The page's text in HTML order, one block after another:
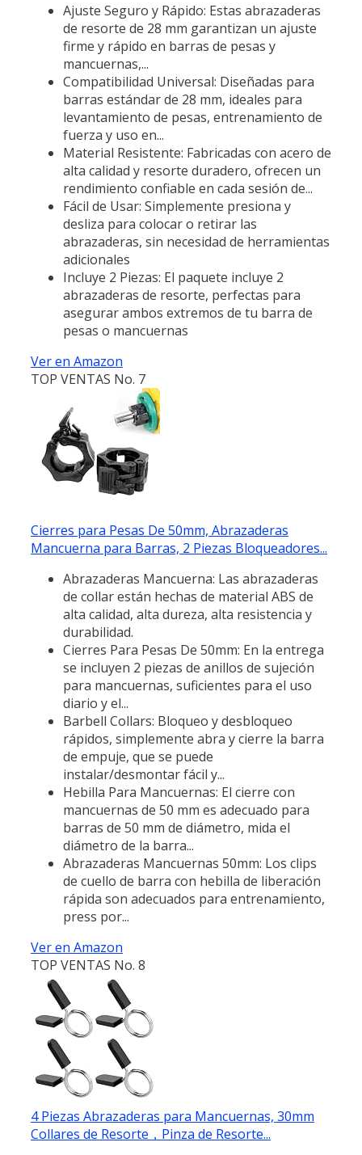
Ajuste Seguro y Rápido: Estas abrazaderas
de resorte de 28 mm garantizan un ajuste
firme y rápido en barras de pesas y
mancuernas,...
Compatibilidad Universal: Diseñadas para
barras estándar de 28 mm, ideales para
levantamiento de pesas, entrenamiento de
fuerza y uso en...
Material Resistente: Fabricadas con acero de
alta calidad y resorte duradero, ofrecen un
rendimiento confiable en cada sesión de...
Fácil de Usar: Simplemente presiona y
desliza para colocar o retirar las
abrazaderas, sin necesidad de herramientas
adicionales
Incluye 2 Piezas: El paquete incluye 2
abrazaderas de resorte, perfectas para
asegurar ambos extremos de tu barra de
pesas o mancuernas
Ver en Amazon
TOP VENTAS No. 7
Cierres para Pesas De 50mm, Abrazaderas
Mancuerna para Barras, 2 Piezas Bloqueadores...
Abrazaderas Mancuerna: Las abrazaderas
de collar están hechas de material ABS de
alta calidad, alta dureza, alta resistencia y
durabilidad.
Cierres Para Pesas De 50mm: En la entrega
se incluyen 2 piezas de anillos de sujeción
para mancuernas, suficientes para el uso
diario y el...
Barbell Collars: Bloqueo y desbloqueo
rápidos, simplemente abra y cierre la barra
de empuje, que se puede
instalar/desmontar fácil y...
Hebilla Para Mancuernas: El cierre con
mancuernas de 50 mm es adecuado para
barras de 50 mm de diámetro, mida el
diámetro de la barra...
Abrazaderas Mancuernas 50mm: Los clips
de cuello de barra con hebilla de liberación
rápida son adecuados para entrenamiento,
press por...
Ver en Amazon
TOP VENTAS No. 8
4 Piezas Abrazaderas para Mancuernas, 30mm
Collares de Resorte，Pinza de Resorte...